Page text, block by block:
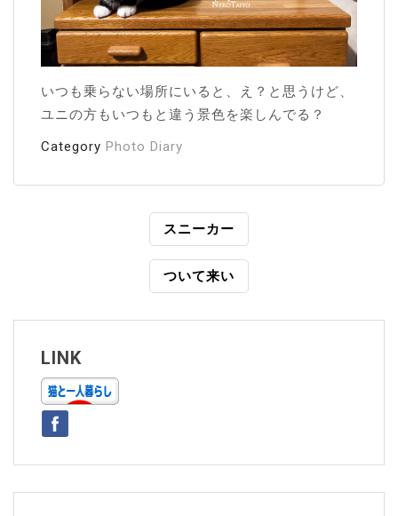
いつも乗らない場所にいると、え？と思うけど、
ユニの方もいつもと違う景色を楽しんでる？
Category Photo Diary
ビ
ゲ
ー
シ
ョ
ン
スニーカー
ついて来い
LINK